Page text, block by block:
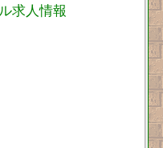
求人情報